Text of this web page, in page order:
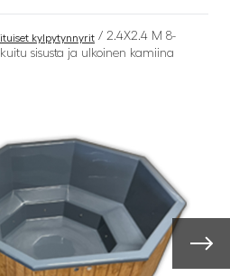
kylpytynnyrit / 2.4X2.4 M 8-
sisusta ja ulkoinen kamiina